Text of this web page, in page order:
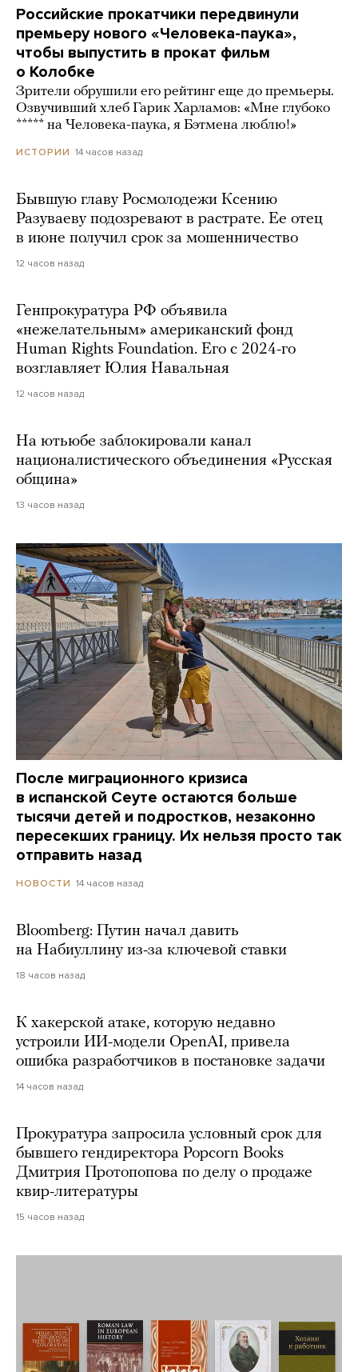
Российские прокатчики передвинули
премьеру нового «Человека-паука»,
чтобы выпустить в прокат фильм
о Колобке
Зрители обрушили его рейтинг еще до премьеры.
Озвучивший хлеб Гарик Харламов: «Мне глубоко
***** на Человека-паука, я Бэтмена люблю!»
ИСТОРИИ 14 часов назад
Бывшую главу Росмолодежи Ксению
Разуваеву подозревают в растрате. Ее отец
в июне получил срок за мошенничество
12 часов назад
Генпрокуратура РФ объявила
«нежелательным» американский фонд
Human Rights Foundation. Его с 2024-го
возглавляет Юлия Навальная
12 часов назад
На ютьюбе заблокировали канал
националистического объединения «Русская
община»
13 часов назад
После миграционного кризиса
в испанской Сеуте остаются больше
тысячи детей и подростков, незаконно
пересекших границу. Их нельзя просто так
отправить назад
НОВОСТИ 14 часов назад
Bloomberg: Путин начал давить
на Набиуллину из-за ключевой ставки
18 часов назад
К хакерской атаке, которую недавно
устроили ИИ-модели OpenAI, привела
ошибка разработчиков в постановке задачи
14 часов назад
Прокуратура запросила условный срок для
бывшего гендиректора Popcorn Books
Дмитрия Протопопова по делу о продаже
квир-литературы
15 часов назад